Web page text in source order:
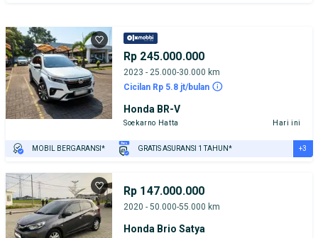
Rp 245.000.000
2023 - 25.000-30.000 km
Cicilan Rp 5.8 jt/bulan
Honda BR-V
Soekarno Hatta Hari ini
MOBIL BERGARANSI* GRATIS ASURANSI 1 TAHUN*
PENJUAL TERVERIFIKASI
+3
Rp 147.000.000
2020 - 50.000-55.000 km
Honda Brio Satya